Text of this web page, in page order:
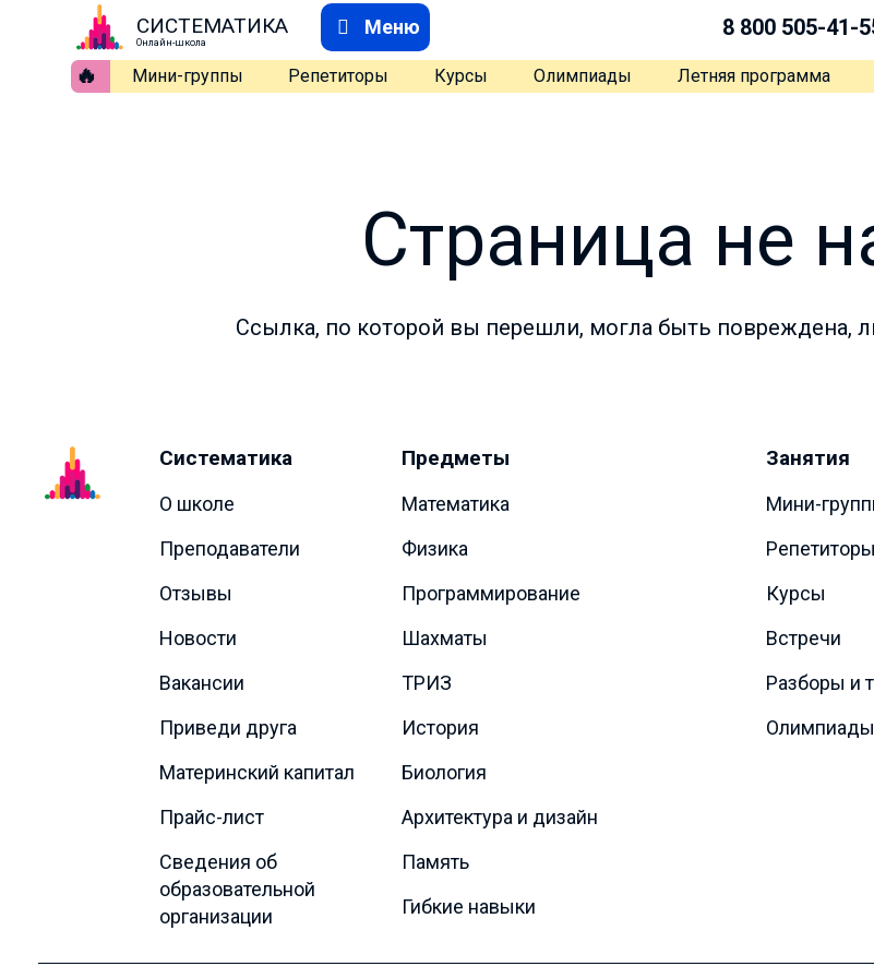
СИСТЕМАТИКА
Онлайн-школа
Меню 8 800 505-41-
🔥
Мини-группы Репетиторы Курсы Олимпиады Летняя программа
Страница не
Ссылка, по которой вы перешли, могла быть повреждена,
Систематика
О школе
Преподаватели
Отзывы
Новости
Вакансии
Приведи друга
Материнский капитал
Прайс-лист
Сведения об
образовательной
организации
Предметы
Математика
Физика
Программирование
Шахматы
ТРИЗ
История
Биология
Архитектура и дизайн
Память
Гибкие навыки
Занятия
Мини-
Репетиторы
Курсы
Встречи
Разборы и
Олимпиады